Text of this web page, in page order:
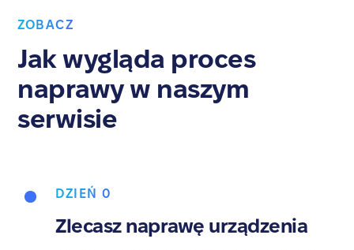
ZOBACZ
Jak wygląda proces
naprawy w naszym
serwisie
DZIEŃ 0
Zlecasz naprawę urządzenia